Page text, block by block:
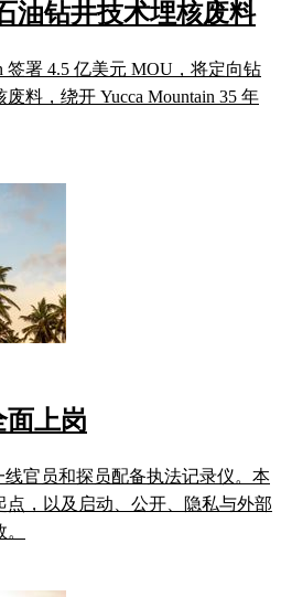
油钻井技术埋核废料
签署 4.5 亿美元 MOU，将定向钻
料，绕开 Yucca Mountain 35 年
上岗
官员和探员配备执法记录仪。本
，以及启动、公开、隐私与外部